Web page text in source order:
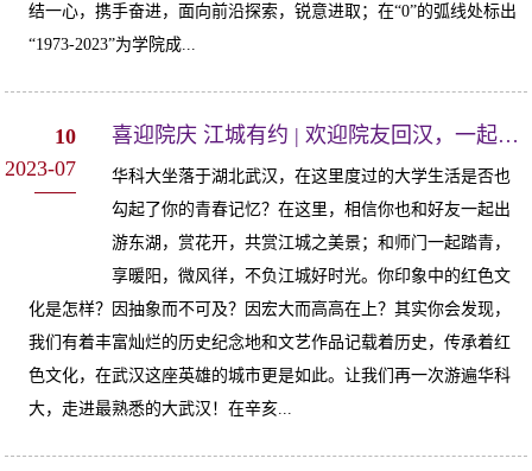
结一心，携手奋进，面向前沿探索，锐意进取；在“0”的弧线处标出
“1973-2023”为学院成...
10
2023-07
喜迎院庆 江城有约 | 欢迎院友回汉，一起感受红色文化之旅吧！
华科大坐落于湖北武汉，在这里度过的大学生活是否也
勾起了你的青春记忆？在这里，相信你也和好友一起出
游东湖，赏花开，共赏江城之美景；和师门一起踏青，
享暖阳，微风徉，不负江城好时光。你印象中的红色文
化是怎样？因抽象而不可及？因宏大而高高在上？其实你会发现，
我们有着丰富灿烂的历史纪念地和文艺作品记载着历史，传承着红
色文化，在武汉这座英雄的城市更是如此。让我们再一次游遍华科
大，走进最熟悉的大武汉！在辛亥...